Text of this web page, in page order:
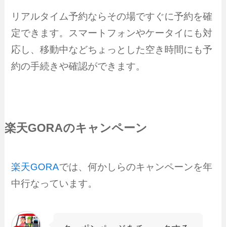
リアルタイム予約ならその場ですぐに予約を確
定できます。スマートフォンやケータイにも対
応し、移動中などちょっとした空き時間にも予
約の手続きや確認ができます。
楽天GORAのキャンペーン
楽天GORAでは、何かしらのキャンペーンを年
中行なっています。